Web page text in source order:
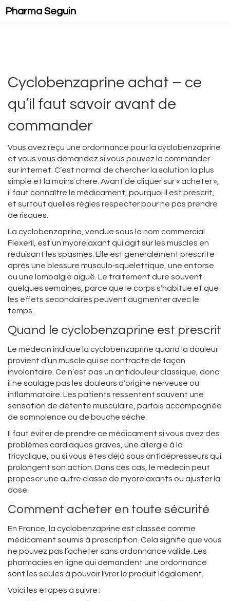
Pharma Seguin
Cyclobenzaprine achat – ce
qu’il faut savoir avant de
commander
Vous avez reçu une ordonnance pour la cyclobenzaprine
et vous vous demandez si vous pouvez la commander
sur internet. C’est normal de chercher la solution la plus
simple et la moins chère. Avant de cliquer sur « acheter »,
il faut connaître le médicament, pourquoi il est prescrit,
et surtout quelles règles respecter pour ne pas prendre
de risques.
La cyclobenzaprine, vendue sous le nom commercial
Flexeril, est un myorelaxant qui agit sur les muscles en
réduisant les spasmes. Elle est généralement prescrite
après une blessure musculo‑squelettique, une entorse
ou une lombalgie aiguë. Le traitement dure souvent
quelques semaines, parce que le corps s’habitue et que
les effets secondaires peuvent augmenter avec le
temps.
Quand le cyclobenzaprine est prescrit
Le médecin indique la cyclobenzaprine quand la douleur
provient d’un muscle qui se contracte de façon
involontaire. Ce n’est pas un antidouleur classique, donc
il ne soulage pas les douleurs d’origine nerveuse ou
inflammatoire. Les patients ressentent souvent une
sensation de détente musculaire, parfois accompagnée
de somnolence ou de bouche sèche.
Il faut éviter de prendre ce médicament si vous avez des
problèmes cardiaques graves, une allergie à la
tricyclique, ou si vous êtes déjà sous antidépresseurs qui
prolongent son action. Dans ces cas, le médecin peut
proposer une autre classe de myorelaxants ou ajuster la
dose.
Comment acheter en toute sécurité
En France, la cyclobenzaprine est classée comme
médicament soumis à prescription. Cela signifie que vous
ne pouvez pas l’acheter sans ordonnance valide. Les
pharmacies en ligne qui demandent une ordonnance
sont les seules à pouvoir livrer le produit légalement.
Voici les étapes à suivre :